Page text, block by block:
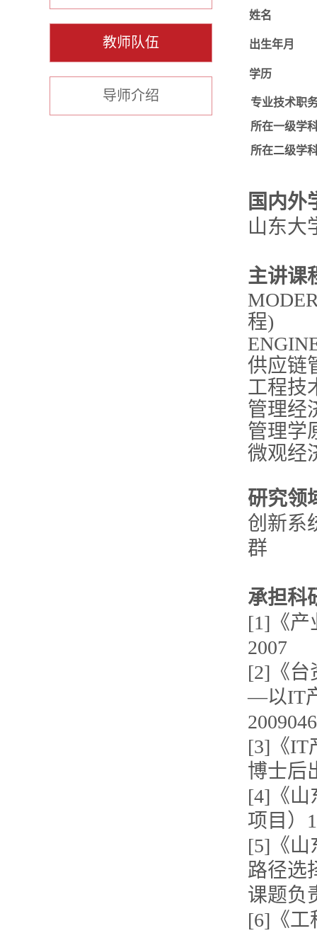
教师队伍
导师介绍
姓名
出生年月
学历
专业技术职
所在一级学
所在二级学
国内外
山东大
主讲课
程)
供应链
工程技
管理经
管理学
微观经
研究领
创新系
群
承担科
[1]《产
2007
[2]《台
—以IT
[3]《IT
博士后
[4]《山
项目）
[5]《山
路径选
课题负
[6]《工